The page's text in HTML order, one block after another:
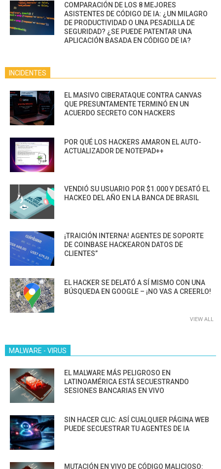
COMPARACIÓN DE LOS 8 MEJORES
ASISTENTES DE CÓDIGO DE IA: ¿UN MILAGRO
DE PRODUCTIVIDAD O UNA PESADILLA DE
SEGURIDAD? ¿SE PUEDE PATENTAR UNA
APLICACIÓN BASADA EN CÓDIGO DE IA?
INCIDENTES
EL MASIVO CIBERATAQUE CONTRA CANVAS
QUE PRESUNTAMENTE TERMINÓ EN UN
ACUERDO SECRETO CON HACKERS
POR QUÉ LOS HACKERS AMARON EL AUTO-
ACTUALIZADOR DE NOTEPAD++
VENDIÓ SU USUARIO POR $1.000 Y DESATÓ EL
HACKEO DEL AÑO EN LA BANCA DE BRASIL
¡TRAICIÓN INTERNA! AGENTES DE SOPORTE
DE COINBASE HACKEARON DATOS DE
CLIENTES”
EL HACKER SE DELATÓ A SÍ MISMO CON UNA
BÚSQUEDA EN GOOGLE – ¡NO VAS A CREERLO!
VIEW ALL
MALWARE - VIRUS
EL MALWARE MÁS PELIGROSO EN
LATINOAMÉRICA ESTÁ SECUESTRANDO
SESIONES BANCARIAS EN VIVO
SIN HACER CLIC: ASÍ CUALQUIER PÁGINA WEB
PUEDE SECUESTRAR TU AGENTES DE IA
MUTACIÓN EN VIVO DE CÓDIGO MALICIOSO: